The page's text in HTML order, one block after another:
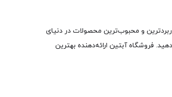
و محبوب‌ترین محصولات در دنیای
فروشگاه آبتین ارائه‌دهنده بهترین